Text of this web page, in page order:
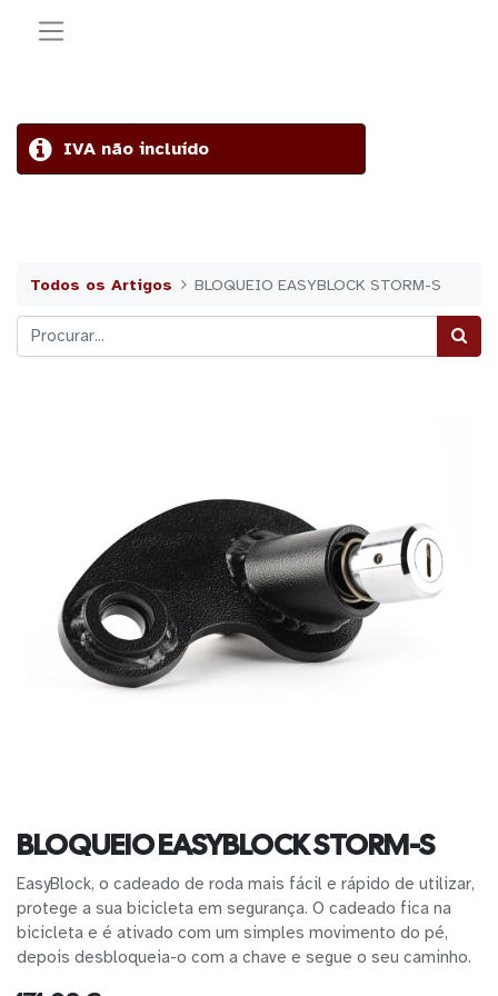
IVA não incluído
Todos os Artigos BLOQUEIO EASYBLOCK STORM-S
BLOQUEIO EASYBLOCK STORM-S
EasyBlock, o cadeado de roda mais fácil e rápido de utilizar,
protege a sua bicicleta em segurança. O cadeado fica na
bicicleta e é ativado com um simples movimento do pé,
depois desbloqueia-o com a chave e segue o seu caminho.